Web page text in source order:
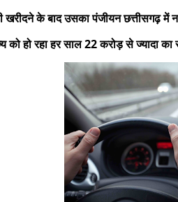
खरीदने के बाद उसका पंजीयन छत्तीसगढ़ में
को हो रहा हर साल 22 करोड़ से ज्यादा